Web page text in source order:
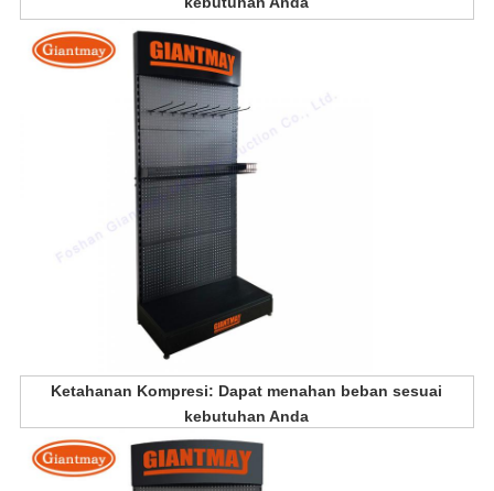
Ketahanan Kompresi: Dapat menahan beban sesuai
kebutuhan Anda